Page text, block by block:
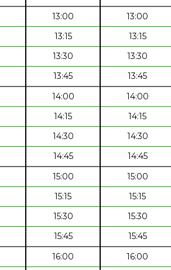
13:00 13:00
13:15 13:15
13:30 13:30
13:45 13:45
14:00 14:00
14:15 14:15
14:30 14:30
14:45 14:45
15:00 15:00
15:15 15:15
15:30 15:30
15:45 15:45
16:00 16:00